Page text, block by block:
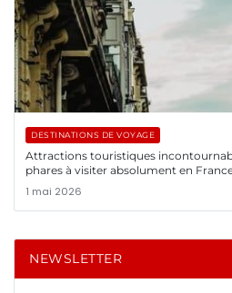
DESTINATIONS DE VOYAGE
Attractions touristiques
phares à visiter absolument en
1 mai 2026
NEWSLETTER